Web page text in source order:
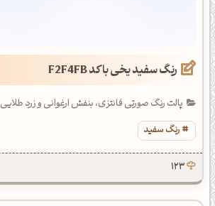
رنگ سفید یخی با کد F2F4FB
پالت رنگ صورتی فانتزی، بنفش ارغوانی و زرد طلایی
رنگ سفید
123